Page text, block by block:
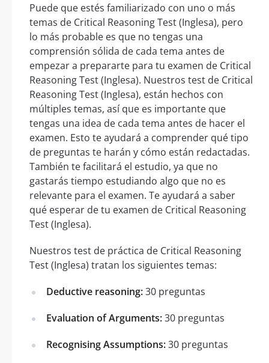
Puede que estés familiarizado con uno o más
temas de Critical Reasoning Test (Inglesa), pero
lo más probable es que no tengas una
comprensión sólida de cada tema antes de
empezar a prepararte para tu examen de Critical
Reasoning Test (Inglesa). Nuestros test de Critical
Reasoning Test (Inglesa), están hechos con
múltiples temas, así que es importante que
tengas una idea de cada tema antes de hacer el
examen. Esto te ayudará a comprender qué tipo
de preguntas te harán y cómo están redactadas.
También te facilitará el estudio, ya que no
gastarás tiempo estudiando algo que no es
relevante para el examen. Te ayudará a saber
qué esperar de tu examen de Critical Reasoning
Test (Inglesa).
Nuestros test de práctica de Critical Reasoning
Test (Inglesa) tratan los siguientes temas:
Deductive reasoning:30 preguntas
Evaluation of Arguments:30 preguntas
Recognising Assumptions:30 preguntas